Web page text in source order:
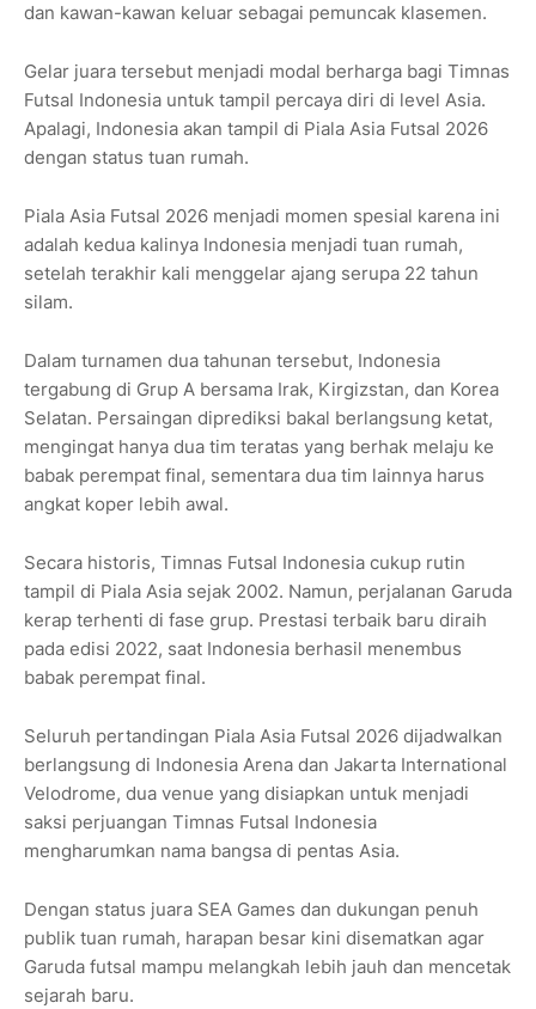
dan kawan-kawan keluar sebagai pemuncak klasemen.
Gelar juara tersebut menjadi modal berharga bagi Timnas
Futsal Indonesia untuk tampil percaya diri di level Asia.
Apalagi, Indonesia akan tampil di Piala Asia Futsal 2026
dengan status tuan rumah.
Piala Asia Futsal 2026 menjadi momen spesial karena ini
adalah kedua kalinya Indonesia menjadi tuan rumah,
setelah terakhir kali menggelar ajang serupa 22 tahun
silam.
Dalam turnamen dua tahunan tersebut, Indonesia
tergabung di Grup A bersama Irak, Kirgizstan, dan Korea
Selatan. Persaingan diprediksi bakal berlangsung ketat,
mengingat hanya dua tim teratas yang berhak melaju ke
babak perempat final, sementara dua tim lainnya harus
angkat koper lebih awal.
Secara historis, Timnas Futsal Indonesia cukup rutin
tampil di Piala Asia sejak 2002. Namun, perjalanan Garuda
kerap terhenti di fase grup. Prestasi terbaik baru diraih
pada edisi 2022, saat Indonesia berhasil menembus
babak perempat final.
Seluruh pertandingan Piala Asia Futsal 2026 dijadwalkan
berlangsung di Indonesia Arena dan Jakarta International
Velodrome, dua venue yang disiapkan untuk menjadi
saksi perjuangan Timnas Futsal Indonesia
mengharumkan nama bangsa di pentas Asia.
Dengan status juara SEA Games dan dukungan penuh
publik tuan rumah, harapan besar kini disematkan agar
Garuda futsal mampu melangkah lebih jauh dan mencetak
sejarah baru.